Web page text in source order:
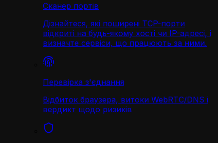
Сканер портів
Дізнайтеся, які поширені TCP-порти
відкриті на будь-якому хості чи IP-адресі, і
визначте сервіси, що працюють за ними.
Перевірка з'єднання
Відбиток браузера, витоки WebRTC/DNS і
вердикт щодо ризиків